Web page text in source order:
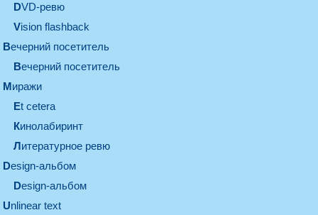
DVD-ревю
Vision flashback
вечерний посетитель
вечерний посетитель
миражи
et cetera
кинолабиринт
литературное ревю
design-альбом
design-альбом
unlinear text